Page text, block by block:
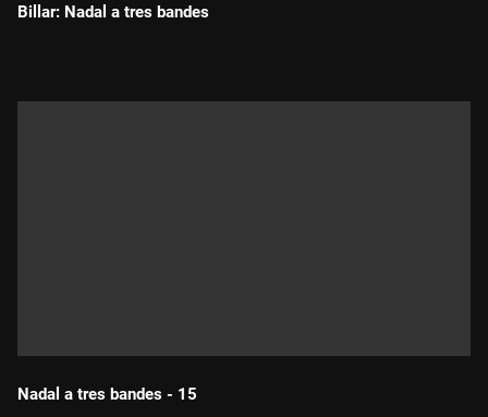
Billar: Nadal a tres bandes
Nadal a tres bandes - 15